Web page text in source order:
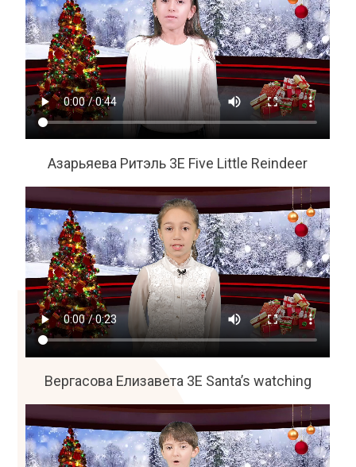
Азарьяева Ритэль 3Е Five Little Reindeer
Вергасова Елизавета 3Е Santa’s watching